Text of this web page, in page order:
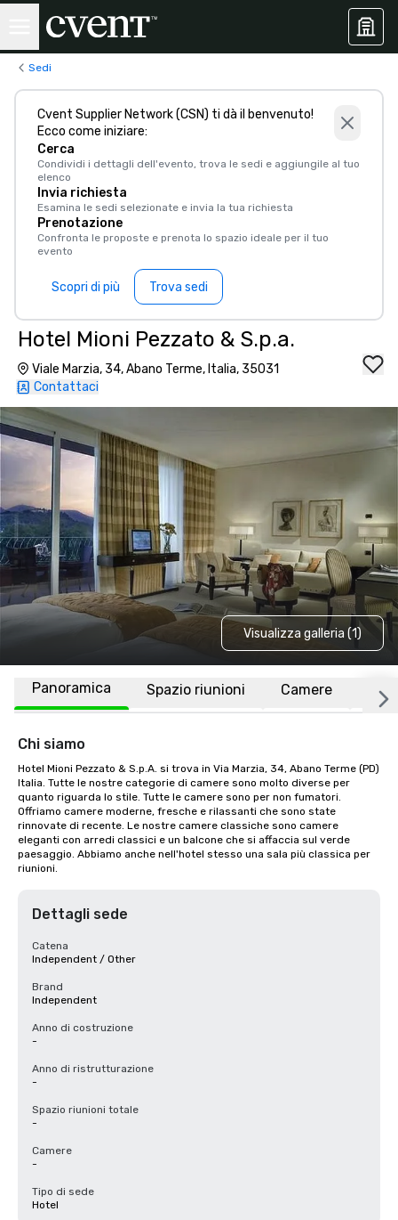
Sedi
Cvent Supplier Network (CSN) ti dà il benvenuto!
Ecco come iniziare:
Cerca
Condividi i dettagli dell'evento, trova le sedi e aggiungile al tuo
elenco
Invia richiesta
Esamina le sedi selezionate e invia la tua richiesta
Prenotazione
Confronta le proposte e prenota lo spazio ideale per il tuo
evento
Scopri di più Trova sedi
Hotel Mioni Pezzato & S.p.a.
Viale Marzia, 34, Abano Terme, Italia, 35031
Contattaci
Visualizza galleria (1)
Panoramica Spazio riunioni Camere
Chi siamo
Hotel Mioni Pezzato & S.p.A. si trova in Via Marzia, 34, Abano Terme (PD)
Italia. Tutte le nostre categorie di camere sono molto diverse per
quanto riguarda lo stile. Tutte le camere sono per non fumatori.
Offriamo camere moderne, fresche e rilassanti che sono state
rinnovate di recente. Le nostre camere classiche sono camere
eleganti con arredi classici e un balcone che si affaccia sul verde
paesaggio. Abbiamo anche nell'hotel stesso una sala più classica per
riunioni.
Dettagli sede
Catena
Independent / Other
Brand
Independent
Anno di costruzione
-
Anno di ristrutturazione
-
Spazio riunioni totale
-
Camere
-
Tipo di sede
Hotel